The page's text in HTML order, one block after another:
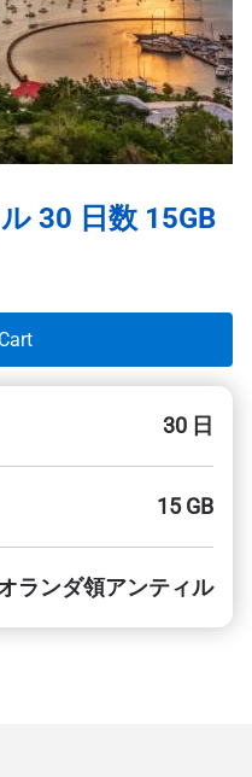
30 日数 15GB
30 日
15 GB
ランダ領アンティル